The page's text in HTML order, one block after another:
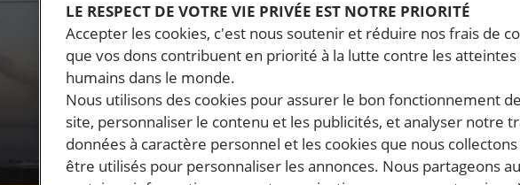
ACTUALITÉ
30 octobre, 2016
27
LE RESPECT DE VOTRE VIE PRIVÉE EST NOTRE PRIORITÉ
Accepter les cookies, c'est nous soutenir et réduire nos frais de
que vos dons contribuent en priorité à la lutte contre les
humains dans le monde.
Nous utilisons des cookies pour assurer le bon fonctionnement
site, personnaliser le contenu et les publicités, et analyser notre
données à caractère personnel et les cookies que nous
être utilisés pour personnaliser les annonces. Nous partageons